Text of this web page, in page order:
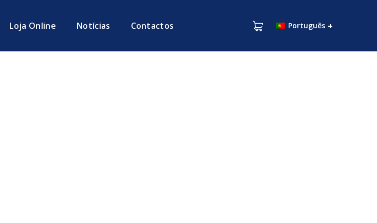
Loja Online Notícias Contactos Português